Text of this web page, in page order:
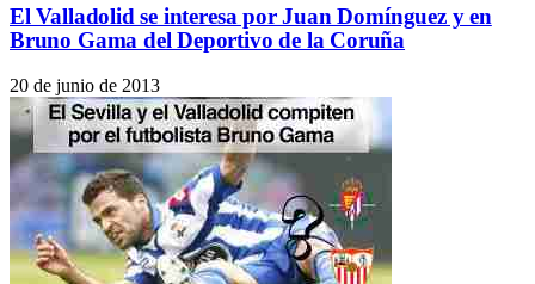
El Valladolid se interesa por Juan Domínguez y en
Bruno Gama del Deportivo de la Coruña
20 de junio de 2013